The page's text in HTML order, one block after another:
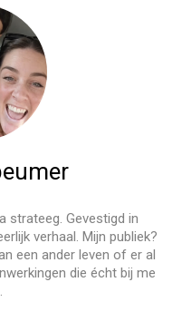
strateeg. Gevestigd in
verhaal. Mijn publiek?
een ander leven of er al
die écht bij me